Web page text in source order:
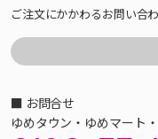
ご注文にかかわるお問い合
■ お問合せ
ゆめタウン・ゆめマート